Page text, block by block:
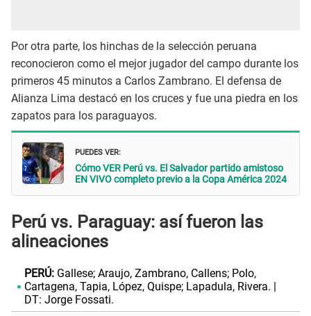
Por otra parte, los hinchas de la selección peruana
reconocieron como el mejor jugador del campo durante los
primeros 45 minutos a Carlos Zambrano. El defensa de
Alianza Lima destacó en los cruces y fue una piedra en los
zapatos para los paraguayos.
PUEDES VER:
Cómo VER Perú vs. El Salvador partido amistoso
EN VIVO completo previo a la Copa América 2024
Perú vs. Paraguay: así fueron las
alineaciones
PERÚ: Gallese; Araujo, Zambrano, Callens; Polo,
Cartagena, Tapia, López, Quispe; Lapadula, Rivera. |
DT: Jorge Fossati.